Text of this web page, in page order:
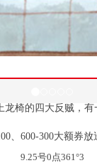
9.25号0点361°3